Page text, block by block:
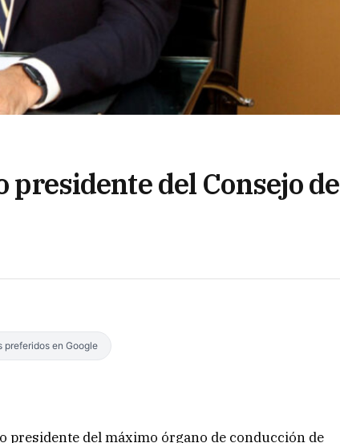
presidente del Consejo de
preferidos en Google
presidente del máximo órgano de conducción de